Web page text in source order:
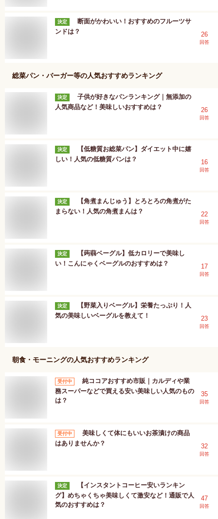
決定
断面がかわいい！おすすめのフルーツサ
ンドは？
26
回答
総菜パン・バーガー等の人気おすすめランキング
決定
子供が好きなパンランキング｜無添加の
人気商品など！美味しいおすすめは？
26
回答
決定
【低糖質お総菜パン】ダイエット中に嬉
しい！人気の低糖質パンは？
16
回答
決定
【角煮まんじゅう】とろとろの角煮がた
まらない！人気の角煮まんは？
22
回答
決定
【蒟蒻ベーグル】低カロリーで美味し
い！こんにゃくベーグルのおすすめは？
17
回答
決定
【野菜入りベーグル】栄養たっぷり！人
気の美味しいベーグルを教えて！
23
回答
朝食・モーニングの人気おすすめランキング
受付中
純ココアおすすめ市販｜カルディや業
務スーパーなどで買える安い美味しい人気のもの
は？
35
回答
受付中
美味しくて体にもいいお茶漬けの商品
はありませんか？
32
回答
決定
【インスタントコーヒー安いランキン
グ】めちゃくちゃ美味しくて激安など！通販で人
気のおすすめは？
47
回答